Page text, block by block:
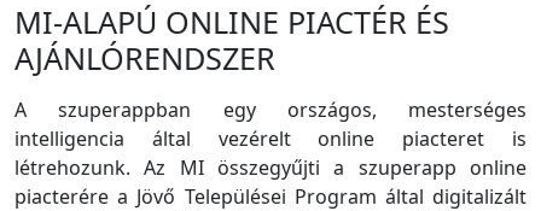
MI-ALAPÚ ONLINE PIACTÉR ÉS
AJÁNLÓRENDSZER
A szuperappban egy országos, mesterséges
intelligencia által vezérelt online piacteret is
létrehozunk. Az MI összegyűjti a szuperapp online
piacterére a Jövő Települései Program által digitalizált